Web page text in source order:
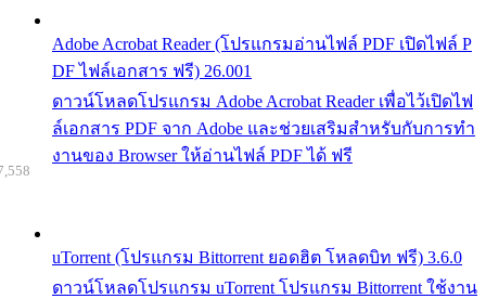
Adobe Acrobat Reader (โปรแกรมอ่านไฟล์ PDF เปิดไฟล์ P
DF ไฟล์เอกสาร ฟรี) 26.001
ดาวน์โหลดโปรแกรม Adobe Acrobat Reader เพื่อไว้เปิดไฟ
ล์เอกสาร PDF จาก Adobe และช่วยเสริมสำหรับกับการทำ
งานของ Browser ให้อ่านไฟล์ PDF ได้ ฟรี
uTorrent (โปรแกรม Bittorrent ยอดฮิต โหลดบิท ฟรี) 3.6.0
ดาวน์โหลดโปรแกรม uTorrent โปรแกรม Bittorrent ใช้งาน